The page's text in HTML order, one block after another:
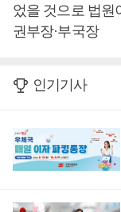
었을 것으로 법원
권부장·부국장
인기기사